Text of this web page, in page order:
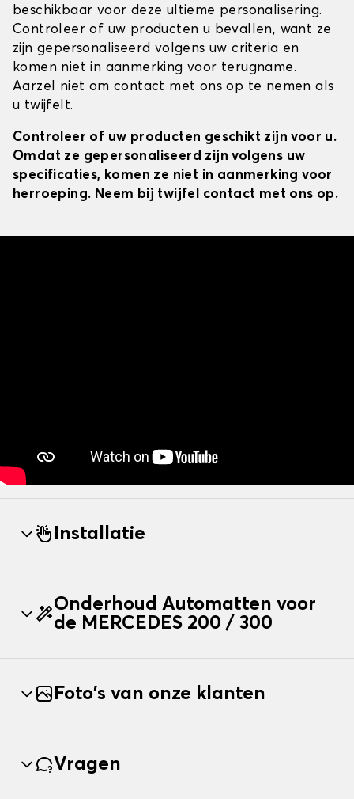
beschikbaar voor deze ultieme personalisering.
Controleer of uw producten u bevallen, want ze
zijn gepersonaliseerd volgens uw criteria en
komen niet in aanmerking voor terugname.
Aarzel niet om contact met ons op te nemen als
u twijfelt.
Controleer of uw producten geschikt zijn voor u.
Omdat ze gepersonaliseerd zijn volgens uw
specificaties, komen ze niet in aanmerking voor
herroeping. Neem bij twijfel contact met ons op.
Installatie
Onderhoud Automatten voor
de MERCEDES 200 / 300
Foto's van onze klanten
Vragen